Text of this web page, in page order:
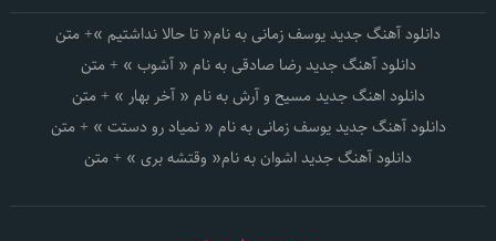
دانلود آهنگ جدید یوسف زمانی به نام« تا حالا نداشتیم »+ متن
دانلود آهنگ جدید رضا صادقی به نام « آشوب » + متن
دانلود اهنگ جدید مسیح و آرش به نام « آخر بهار » + متن
دانلود آهنگ جدید یوسف زمانی به نام « نمیاد رو دستت » + متن
دانلود آهنگ جدید اشوان به نام« وقتشه بری » + متن